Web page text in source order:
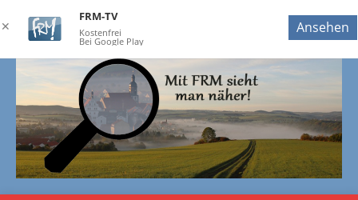
✕
FRM-TV
Kostenfrei
Bei Google Play
Ansehen